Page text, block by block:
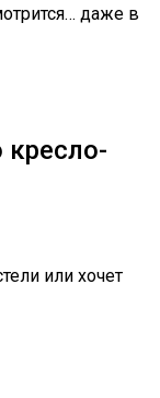
даже в
кресло-
или хочет